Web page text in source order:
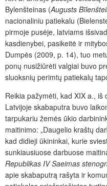
Bylenšteinas (Augusts
nacionaliniu patiekalu
pirmoje pusėje, latviams
kasdienybei, pasikeitė ir
Dumpės (2009, p. 14), tuo
ponų nusižiūrėti valgiai buvo
sluoksnių perimtų patiekalų
Reikia pažymėti, kad XIX a.,
Latvijoje skabaputra buvo
tarpukariu žemės ūkio
maitinimo: „Daugelio kraštų
kad didieji ūkininkai, kurie
sunkiausiuose darbuose
Republikas IV Saeimas
apie skabaputrą rašyta ir